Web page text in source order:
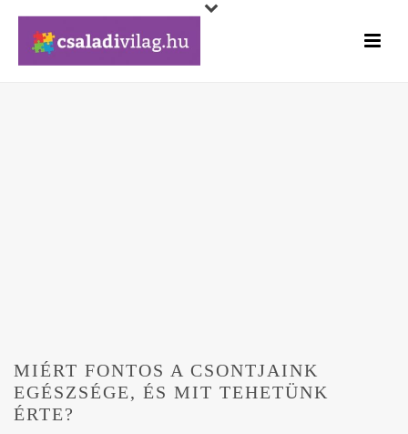
MIÉRT FONTOS A CSONTJAINK
EGÉSZSÉGE, ÉS MIT TEHETÜNK
ÉRTE?